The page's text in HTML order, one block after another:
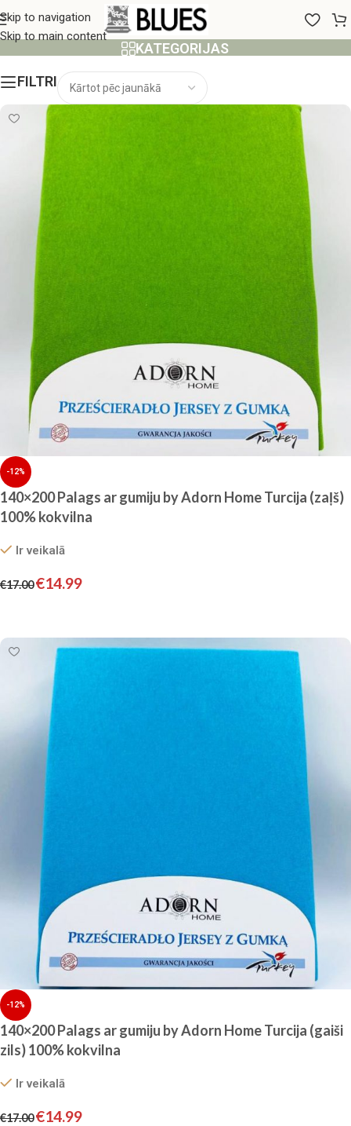
Skip to navigation
Skip to main content130x200 cm
KATEGORIJAS
FILTRI
-12%
140×200 Palags ar gumiju by Adorn Home Turcija (zaļš)
100% kokvilna
Ir veikalā
€17.00€14.99
-12%
140×200 Palags ar gumiju by Adorn Home Turcija (gaiši
zils) 100% kokvilna
Ir veikalā
€17.00€14.99